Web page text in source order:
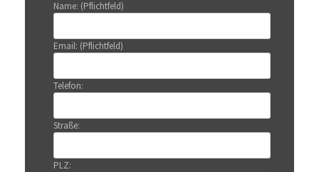
Name: (Pflichtfeld)
Email: (Pflichtfeld)
Telefon:
Straße:
PLZ: